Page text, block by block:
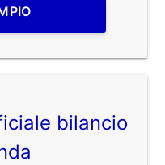
bilancio